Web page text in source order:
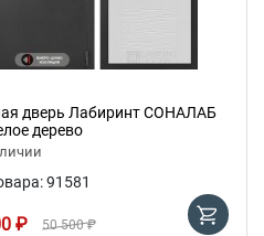
дверь Лабиринт СОНАЛАБ
дерево
91581
₽ 50 500 ₽